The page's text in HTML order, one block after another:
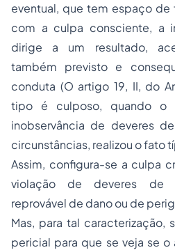
eventual, que tem espaço
com a culpa consciente, a
dirige a um resultado,
também previsto e
conduta (O artigo 19, II, do
tipo é culposo, quando o
inobservância de deveres
circunstâncias, realizou o fato
Assim, configura-se a culpa
violação de deveres de
reprovável de dano ou de
Mas, para tal caracterização,
pericial para que se veja se